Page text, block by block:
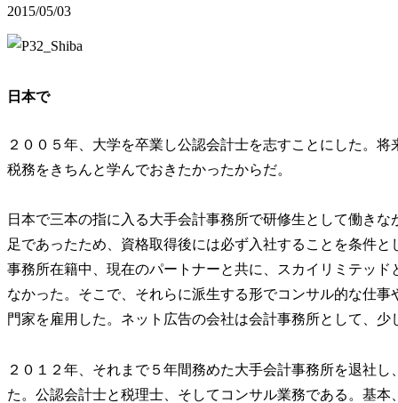
2015/05/03
日本で
２００５年、大学を卒業し公認会計士を志すことにした。
税務をきちんと学んでおきたかったからだ。
日本で三本の指に入る大手会計事務所で研修生として働き
足であったため、資格取得後には必ず入社することを条件
事務所在籍中、現在のパートナーと共に、スカイリミテッ
なかった。そこで、それらに派生する形でコンサル的な仕
門家を雇用した。ネット広告の会社は会計事務所として、少
２０１２年、それまで５年間務めた大手会計事務所を退社
た。公認会計士と税理士、そしてコンサル業務である。基